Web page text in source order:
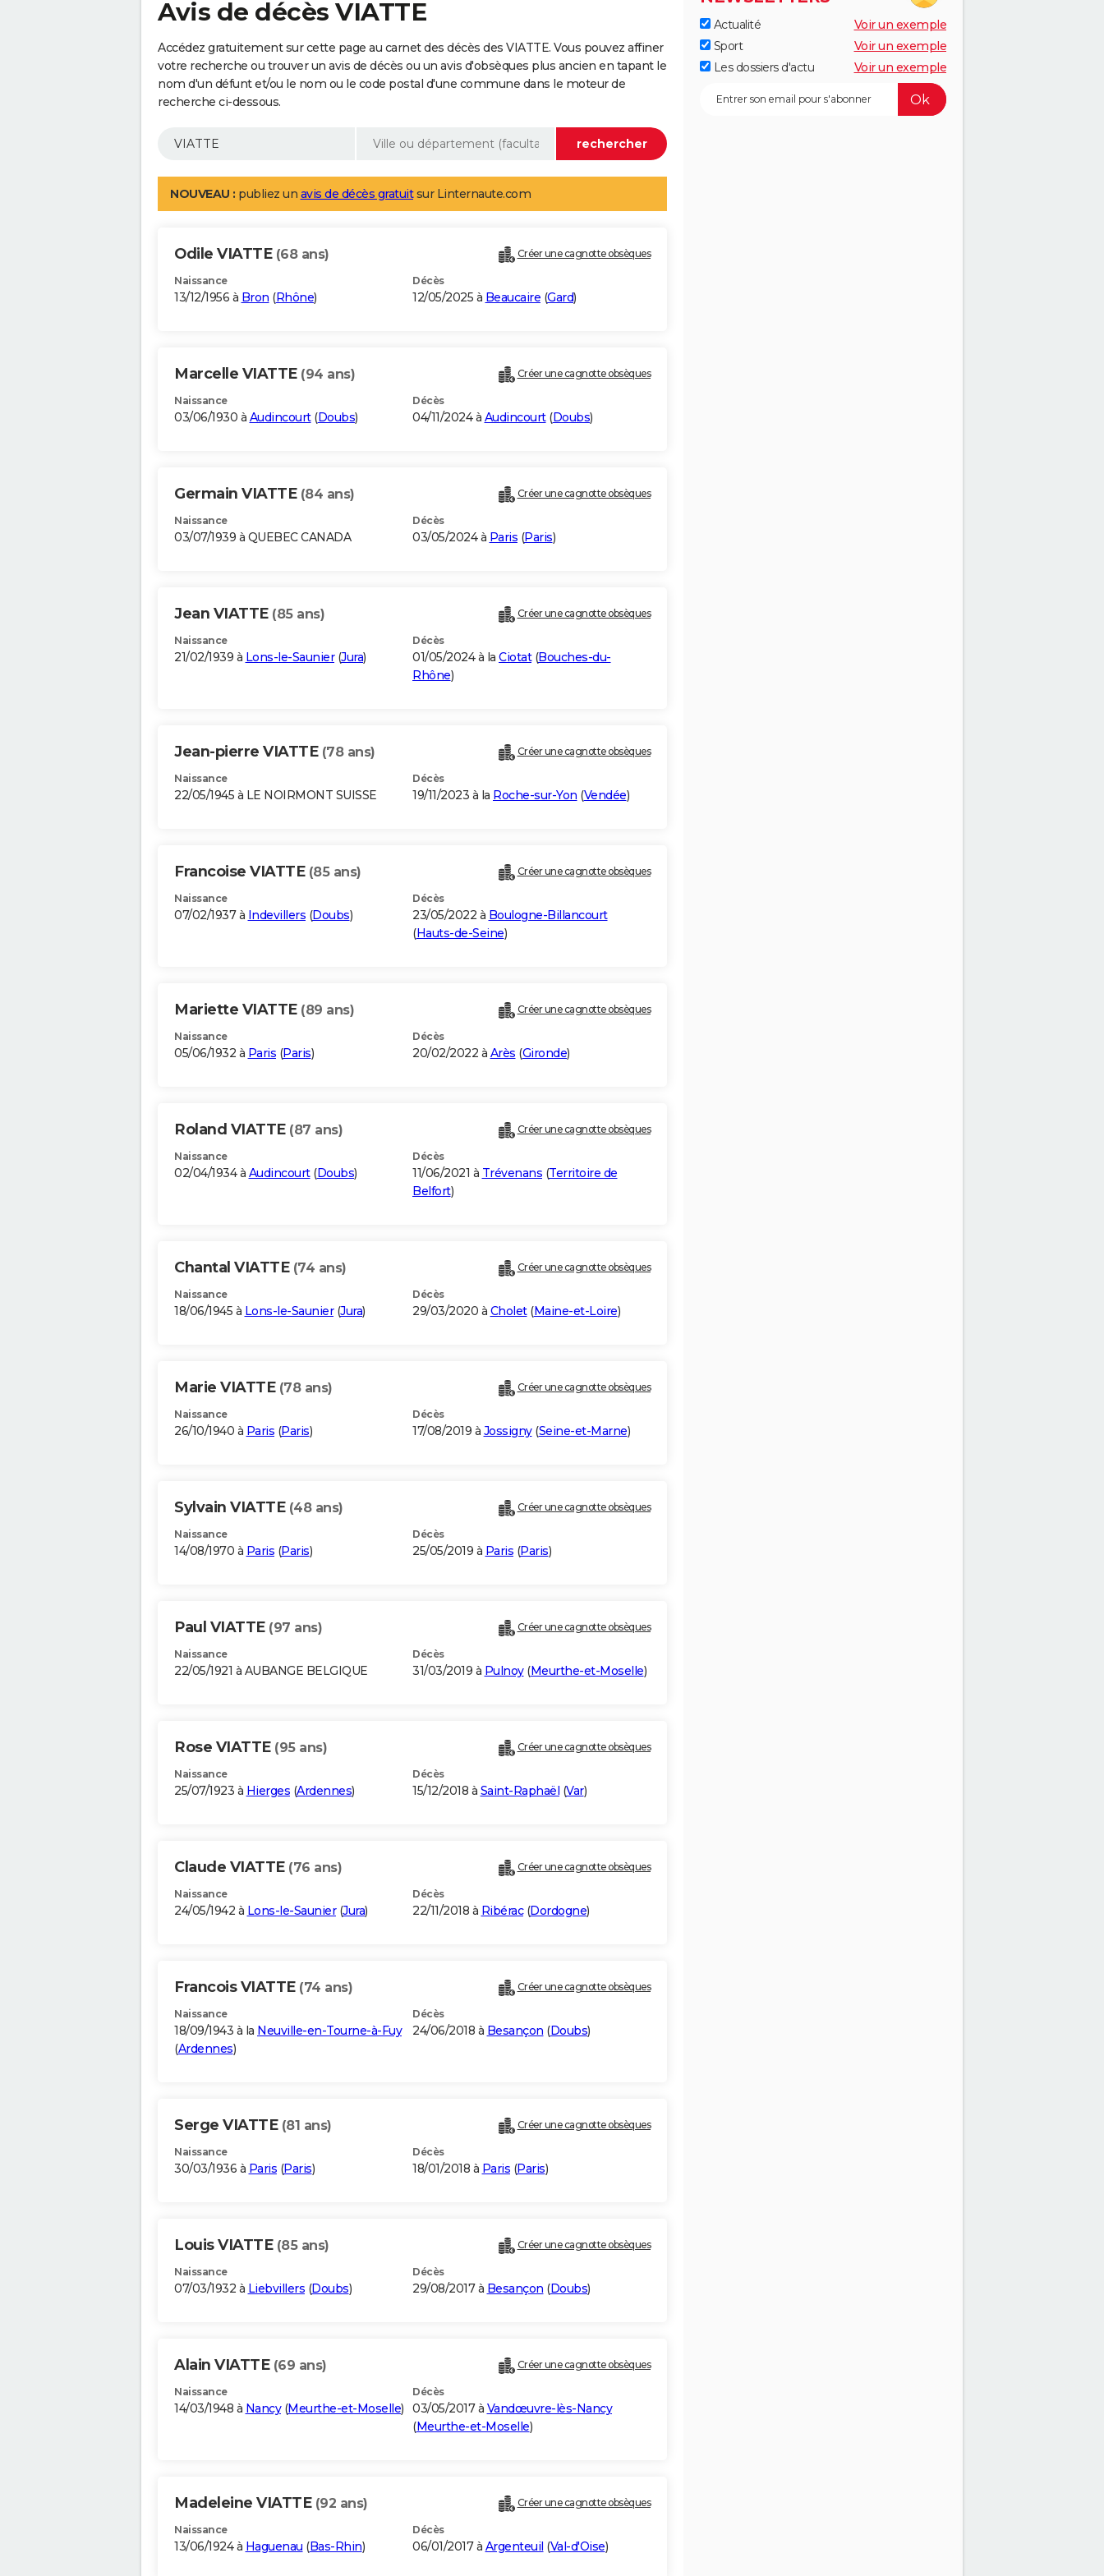
Avis de décès VIATTE
Accédez gratuitement sur cette page au carnet des décès des VIATTE. Vous pouvez affiner
votre recherche ou trouver un avis de décès ou un avis d'obsèques plus ancien en tapant le
nom d'un défunt et/ou le nom ou le code postal d'une commune dans le moteur de
recherche ci-dessous.
NOUVEAU : publiez un avis de décès gratuitsur Linternaute.com
Odile VIATTE (68 ans) Créer une cagnotte obsèques
Naissance
13/12/1956 à Bron (Rhône)
Décès
12/05/2025 à Beaucaire (Gard)
Marcelle VIATTE (94 ans) Créer une cagnotte obsèques
Naissance
03/06/1930 à Audincourt(Doubs)
Décès
04/11/2024 à Audincourt(Doubs)
Germain VIATTE (84 ans) Créer une cagnotte obsèques
Naissance
03/07/1939 à QUEBEC CANADA
Décès
03/05/2024 à Paris (Paris)
Jean VIATTE (85 ans) Créer une cagnotte obsèques
Naissance
21/02/1939 à Lons-le-Saunier(Jura)
Décès
01/05/2024 à la Ciotat(Bouches-du-
Rhône)
Jean-pierre VIATTE (78 ans) Créer une cagnotte obsèques
Naissance
22/05/1945 à LE NOIRMONT SUISSE
Décès
19/11/2023 à la Roche-sur-Yon (Vendée)
Francoise VIATTE (85 ans) Créer une cagnotte obsèques
Naissance
07/02/1937 à Indevillers (Doubs)
Décès
23/05/2022 à Boulogne-Billancourt
(Hauts-de-Seine)
Mariette VIATTE (89 ans) Créer une cagnotte obsèques
Naissance
05/06/1932 à Paris (Paris)
Décès
20/02/2022 à Arès (Gironde)
Roland VIATTE (87 ans) Créer une cagnotte obsèques
Naissance
02/04/1934 à Audincourt(Doubs)
Décès
11/06/2021 à Trévenans (Territoire de
Belfort)
Chantal VIATTE (74 ans) Créer une cagnotte obsèques
Naissance
18/06/1945 à Lons-le-Saunier(Jura)
Décès
29/03/2020 à Cholet(Maine-et-Loire)
Marie VIATTE (78 ans) Créer une cagnotte obsèques
Naissance
26/10/1940 à Paris (Paris)
Décès
17/08/2019 à Jossigny(Seine-et-Marne)
Sylvain VIATTE (48 ans) Créer une cagnotte obsèques
Naissance
14/08/1970 à Paris (Paris)
Décès
25/05/2019 à Paris (Paris)
Paul VIATTE (97 ans) Créer une cagnotte obsèques
Naissance
22/05/1921 à AUBANGE BELGIQUE
Décès
31/03/2019 à Pulnoy(Meurthe-et-Moselle)
Rose VIATTE (95 ans) Créer une cagnotte obsèques
Naissance
25/07/1923 à Hierges (Ardennes)
Décès
15/12/2018 à Saint-Raphaël (Var)
Claude VIATTE (76 ans) Créer une cagnotte obsèques
Naissance
24/05/1942 à Lons-le-Saunier(Jura)
Décès
22/11/2018 à Ribérac(Dordogne)
Francois VIATTE (74 ans) Créer une cagnotte obsèques
Naissance
18/09/1943 à la Neuville-en-Tourne-à-Fuy
(Ardennes)
Décès
24/06/2018 à Besançon (Doubs)
Serge VIATTE (81 ans) Créer une cagnotte obsèques
Naissance
30/03/1936 à Paris (Paris)
Décès
18/01/2018 à Paris (Paris)
Louis VIATTE (85 ans) Créer une cagnotte obsèques
Naissance
07/03/1932 à Liebvillers (Doubs)
Décès
29/08/2017 à Besançon (Doubs)
Alain VIATTE (69 ans) Créer une cagnotte obsèques
Naissance
14/03/1948 à Nancy(Meurthe-et-Moselle)
Décès
03/05/2017 à Vandœuvre-lès-Nancy
(Meurthe-et-Moselle)
Madeleine VIATTE (92 ans) Créer une cagnotte obsèques
Naissance
13/06/1924 à Haguenau (Bas-Rhin)
Décès
06/01/2017 à Argenteuil (Val-d'Oise)
Actualité
Voir un exemple
Sport
Voir un exemple
Les dossiers d'actu
Voir un exemple